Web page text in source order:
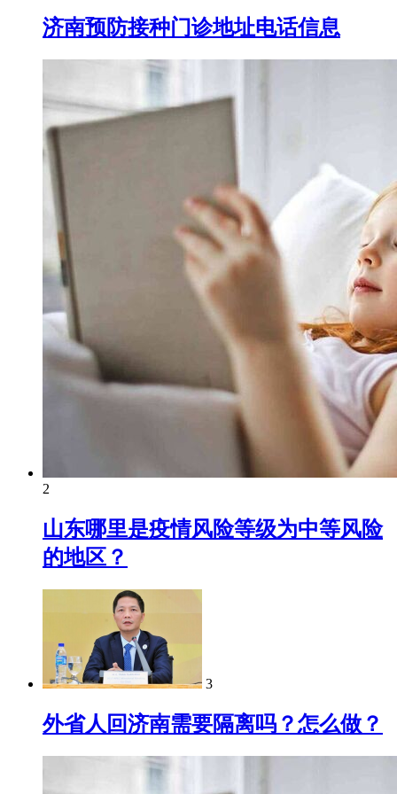
济南预防接种门诊地址电话信息
2
山东哪里是疫情风险等级为中等风险
的地区？
3
外省人回济南需要隔离吗？怎么做？